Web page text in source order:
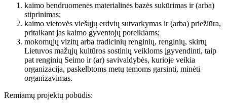
kaimo bendruomenės materialinės bazės sukūrimas ir (arba)
stiprinimas;
kaimo vietovės viešųjų erdvių sutvarkymas ir (arba) priežiūra,
pritaikant jas kaimo gyventojų poreikiams;
mokomųjų vizitų arba tradicinių renginių, renginių, skirtų
Lietuvos mažųjų kultūros sostinių veikloms įgyvendinti, taip
pat renginių Seimo ir (ar) savivaldybės, kurioje veikia
organizacija, paskelbtoms metų temoms garsinti, minėti
organizavimas.
Remiamų projektų pobūdis: